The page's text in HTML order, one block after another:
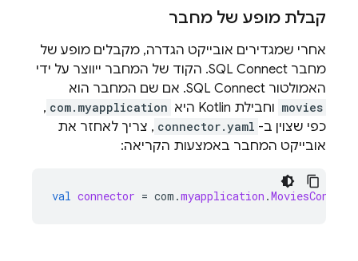
קבלת מופע של מחבר
אחרי שמגדירים אובייקט הגדרה, מקבלים מופע של
מחבר SQL Connect. הקוד של המחבר ייווצר על ידי
האמולטור SQL Connect. אם שם המחבר הוא
movies וחבילת Kotlin היא com.myapplication
,
כפי שצוין ב- connector.yaml , צריך לאחזר את
אובייקט המחבר באמצעות הקריאה:
val connector = com .myapplication .